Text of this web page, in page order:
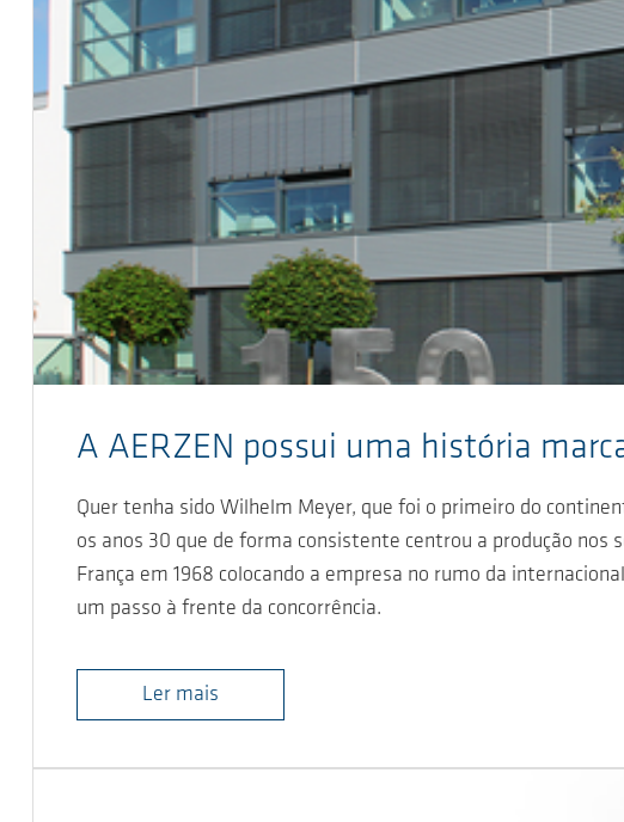
A AERZEN possui uma história
Quer tenha sido Wilhelm Meyer, que foi o primeiro do
os anos 30 que de forma consistente centrou a produção nos
França em 1968 colocando a empresa no rumo da
um passo à frente da concorrência.
Ler mais